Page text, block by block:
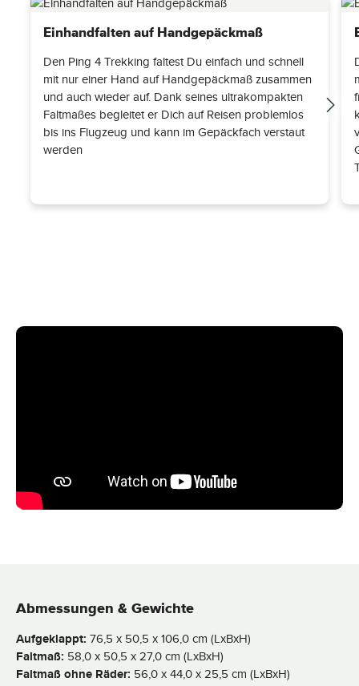
Einhandfalten auf Handgepäckmaß
Den Ping 4 Trekking faltest Du einfach und schnell
mit nur einer Hand auf Handgepäckmaß zusammen
und auch wieder auf. Dank seines ultrakompakten
Faltmaßes begleitet er Dich auf Reisen problemlos
bis ins Flugzeug und kann im Gepäckfach verstaut
werden
Abmessungen & Gewichte
Aufgeklappt: 76,5 x 50,5 x 106,0 cm (LxBxH)
Faltmaß: 58,0 x 50,5 x 27,0 cm (LxBxH)
Faltmaß ohne Räder: 56,0 x 44,0 x 25,5 cm (LxBxH)